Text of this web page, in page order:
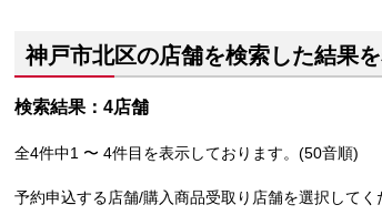
神戸市北区の店舗を検索した結果
検索結果：4店舗
全4件中1 〜 4件目を表示しております。(50音順)
予約申込する店舗/購入商品受取り店舗を選択してく